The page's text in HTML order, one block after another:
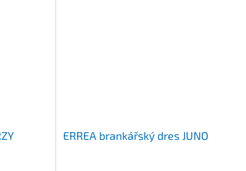
ERREA brankářský dres JUNO